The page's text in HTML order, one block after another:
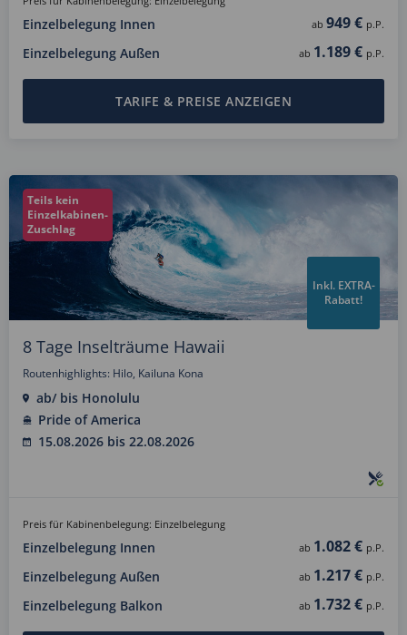
Einzelbelegung Innen ab 949 € p.P.
Einzelbelegung Außen ab 1.189 € p.P.
TARIFE & PREISE ANZEIGEN
Teils kein
Einzelkabinen-
Zuschlag
Inkl. EXTRA-
Rabatt!
8 Tage Inselträume Hawaii
Routenhighlights: Hilo, Kailuna Kona
ab/ bis Honolulu
Pride of America
15.08.2026 bis 22.08.2026
Preis für Kabinenbelegung: Einzelbelegung
Einzelbelegung Innen ab 1.082 € p.P.
Einzelbelegung Außen ab 1.217 € p.P.
Einzelbelegung Balkon ab 1.732 € p.P.